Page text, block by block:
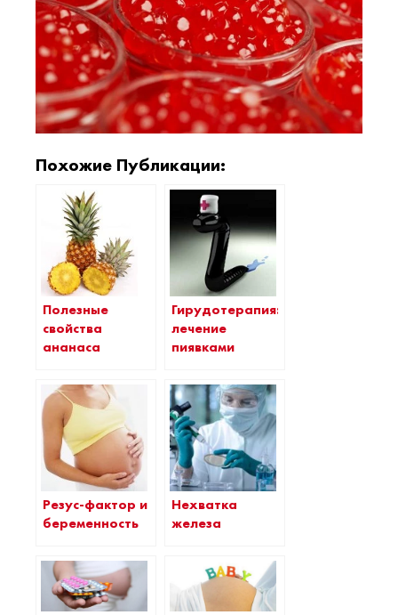
Похожие Публикации:
Полезные
свойства
ананаса
Гирудотерапия:
лечение
пиявками
Резус-фактор и
беременность
Нехватка
железа